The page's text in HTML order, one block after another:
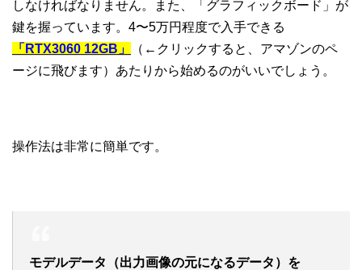
しなければなりません。また、「グラフィックボード」が
鍵を握っています。4〜5万円程度で入手できる
「RTX3060 12GB」
（←クリックすると、アマゾンのペ
ージに飛びます）あたりから始めるのがいいでしょう。
操作法は非常に簡単です。
モデルデータ（出力画像の元になるデータ）を